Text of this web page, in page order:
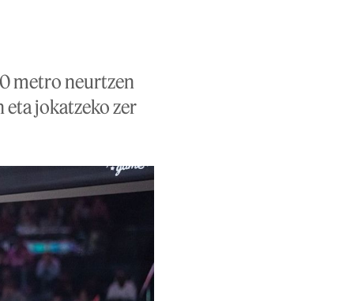
metro neurtzen
eta jokatzeko zer